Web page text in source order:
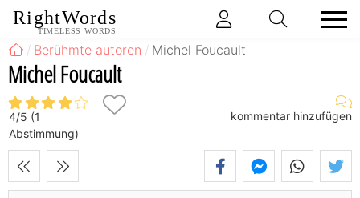
RightWords
TIMELESS WORDS
Berühmte autoren Michel Foucault
Michel Foucault
4/5 (1
Abstimmung)
kommentar hinzufügen